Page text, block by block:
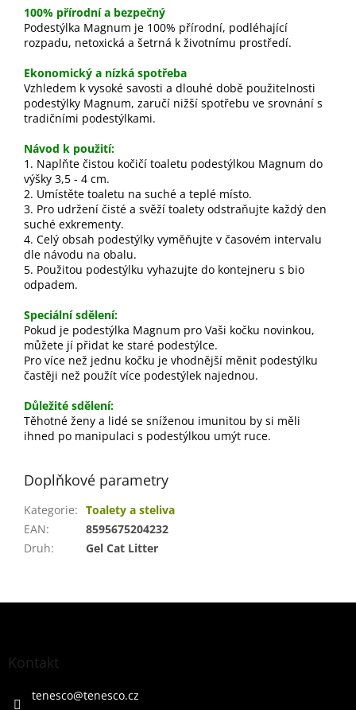
100% přírodní a bezpečný
Podestýlka Magnum je 100% přírodní, podléhající
rozpadu, netoxická a šetrná k životnímu prostředí.
Ekonomický a nízká spotřeba
Vzhledem k vysoké savosti a dlouhé době použitelnosti
podestýlky Magnum, zaručí nižší spotřebu ve srovnání s
tradičními podestýlkami.
Návod k použití:
1. Naplňte čistou kočičí toaletu podestýlkou Magnum do
výšky 3,5 - 4 cm.
2. Umístěte toaletu na suché a teplé místo.
3. Pro udržení čisté a svěží toalety odstraňujte každý den
suché exkrementy.
4. Celý obsah podestýlky vyměňujte v časovém intervalu
dle návodu na obalu.
5. Použitou podestýlku vyhazujte do kontejneru s bio
odpadem.
Speciální sdělení:
Pokud je podestýlka Magnum pro Vaši kočku novinkou,
můžete jí přidat ke staré podestýlce.
Pro více než jednu kočku je vhodnější měnit podestýlku
častěji než použít více podestýlek najednou.
Důležité sdělení:
Těhotné ženy a lidé se sníženou imunitou by si měli
ihned po manipulaci s podestýlkou umýt ruce.
Doplňkové parametry
Kategorie: Toalety a steliva
EAN:
8595675204232
Druh: Gel Cat Litter
Z
Kontakt
tenesco@tenesco.cz